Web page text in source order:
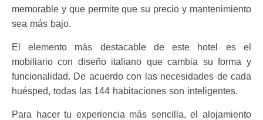
memorable y que permite que su precio y mantenimiento
sea más bajo.
El elemento más destacable de este hotel es el
mobiliario con diseño italiano que cambia su forma y
funcionalidad. De acuerdo con las necesidades de cada
huésped, todas las 144 habitaciones son inteligentes.
Para hacer tu experiencia más sencilla, el alojamiento